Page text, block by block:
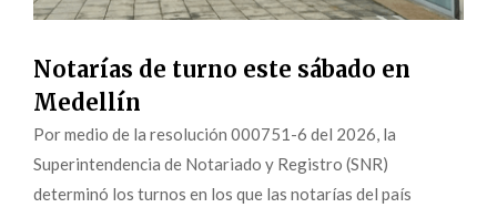
Notarías de turno este sábado en
Medellín
Por medio de la resolución 000751-6 del 2026, la
Superintendencia de Notariado y Registro (SNR)
determinó los turnos en los que las notarías del país